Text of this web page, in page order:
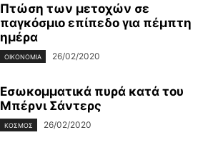
Πτώση των μετοχών σε
παγκόσμιο επίπεδο για πέμπτη
ημέρα
ΟΙΚΟΝΟΜΊΑ 26/02/2020
Εσωκομματικά πυρά κατά του
Μπέρνι Σάντερς
ΚΌΣΜΟΣ 26/02/2020